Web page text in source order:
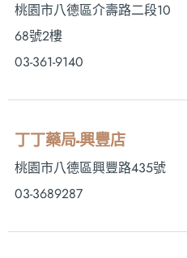
桃園市八德區介壽路二段10
68號2樓
03-361-9140
丁丁藥局-興豐店
桃園市八德區興豐路435號
03-3689287